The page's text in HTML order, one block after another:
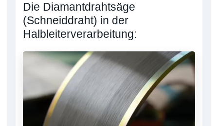
Die Diamantdrahtsäge
(Schneiddraht) in der
Halbleiterverarbeitung: